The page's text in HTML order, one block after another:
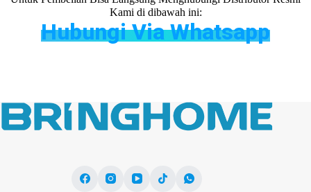
Kami di dibawah ini:
Hubungi Via Whatsapp